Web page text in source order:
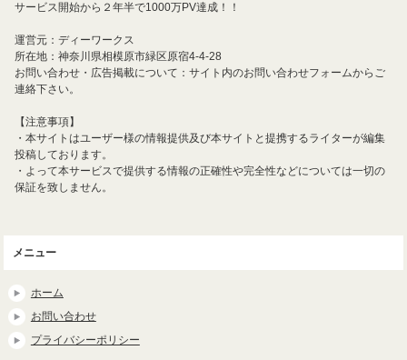
サービス開始から２年半で1000万PV達成！！
運営元：ディーワークス
所在地：神奈川県相模原市緑区原宿4-4-28
お問い合わせ・広告掲載について：サイト内のお問い合わせフォームからご
連絡下さい。
【注意事項】
・本サイトはユーザー様の情報提供及び本サイトと提携するライターが編集
投稿しております。
・よって本サービスで提供する情報の正確性や完全性などについては一切の
保証を致しません。
メニュー
ホーム
お問い合わせ
プライバシーポリシー